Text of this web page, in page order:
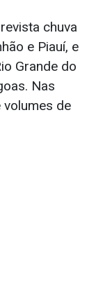
chuva
e Piauí, e
Grande do
Nas
volumes de